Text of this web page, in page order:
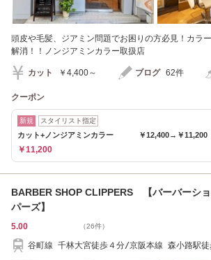
頭皮や毛髪、ジアミン問題でお困りの方必見！カラ
解消！！ノンジアミンカラー取扱店
カット ￥4,400～ ブログ 62件
クーポン
新規 スタイリスト指定
カット+ノンジアミンカラー ￥12,400→￥11,200
￥11,200
BARBER SHOP CLIPPERS 【バーバーシ
パーズ】
5.00 （26件）
谷町線 千林大宮徒歩４分/京阪本線 森小路駅